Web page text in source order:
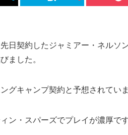
日契約したジャミアー・ネルソ
ました。
グキャンプ契約と予想されていま
ン・スパーズでプレイが濃厚です